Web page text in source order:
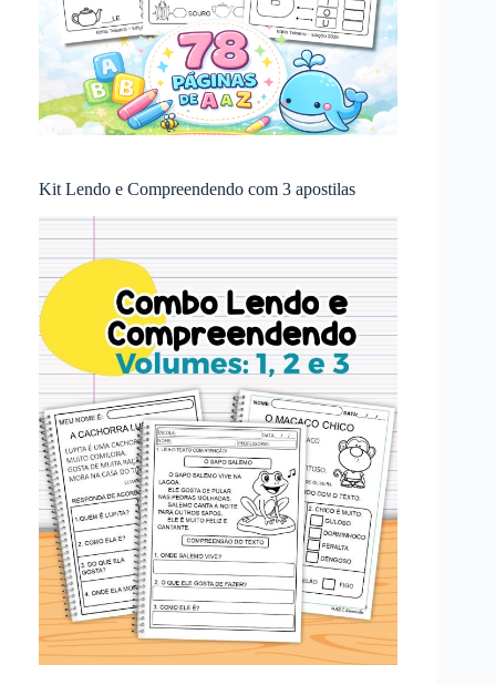
Kit Lendo e Compreendendo com 3 apostilas